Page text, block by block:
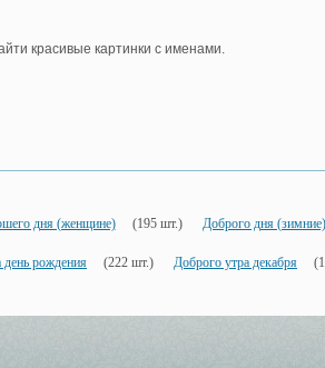
красивые картинки с именами.
дня (женщине) (195 шт.) Доброго дня (зимние)
рождения (222 шт.) Доброго утра декабря